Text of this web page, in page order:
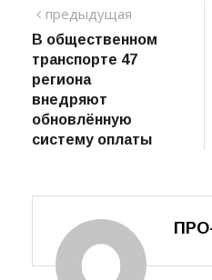
Навигация
по
записям
предыдущая
В общественном
транспорте 47
региона
внедряют
обновлённую
систему оплаты